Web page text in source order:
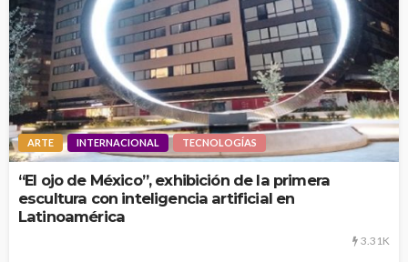
ARTE INTERNACIONAL TECNOLOGÍAS
“El ojo de México”, exhibición de la primera
escultura con inteligencia artificial en
Latinoamérica
3.31K